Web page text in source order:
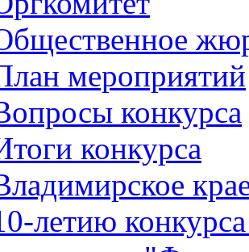
мероприятий
конкурса
конкурса
летию